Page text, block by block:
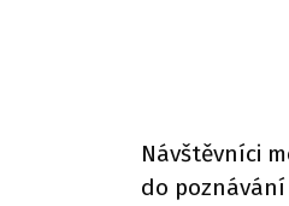
Návštěvníci
do